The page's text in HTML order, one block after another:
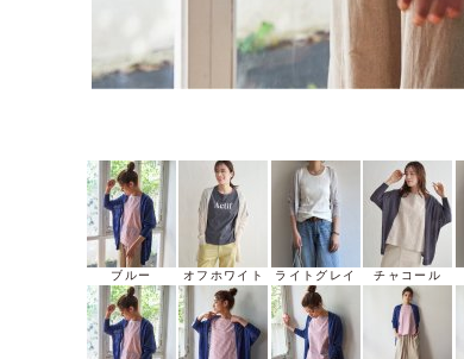
ブルー オフホワイト ライトグレイ チャコール